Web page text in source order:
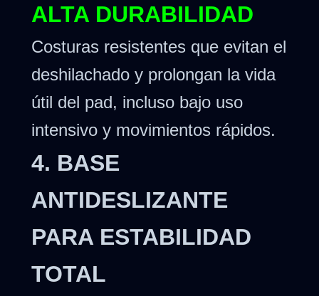
ALTA DURABILIDAD
Costuras resistentes que evitan el
deshilachado y prolongan la vida
útil del pad, incluso bajo uso
intensivo y movimientos rápidos.
4. BASE
ANTIDESLIZANTE
PARA ESTABILIDAD
TOTAL